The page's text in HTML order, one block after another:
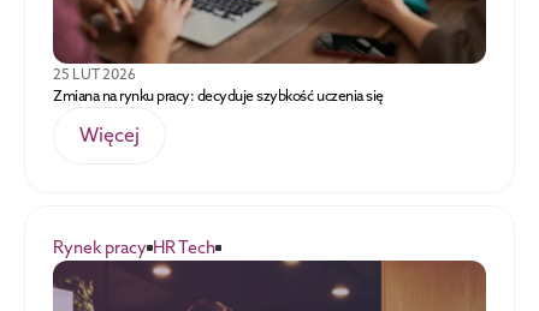
25 LUT 2026
Zmiana na rynku pracy: decyduje szybkość uczenia się
Więcej
Rynek pracy HR Tech